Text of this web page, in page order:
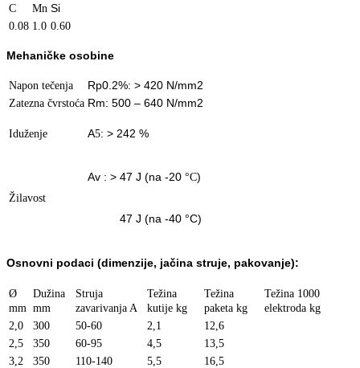
C Mn Si
0.08 1.0 0.60
Mehaničke osobine
Napon tečenja Rp0.2%: > 420 N/mm2
Zatezna čvrstoća Rm: 500 – 640 N/mm2
Iduženje A5: > 242 %
Žilavost
Av : > 47 J (na -20 °C)
47 J (na -40 °C)
Osnovni podaci (dimenzije, jačina struje, pakovanje):
Ø
mm
Dužina
mm
Struja
zavarivanja A
Težina
kutije kg
Težina
paketa kg
Težina 1000
elektroda kg
2,0
300 50-60 2,1
12,6
2,5
350 60-95 4,5
13,5
3,2
350 110-140 5,5
16,5